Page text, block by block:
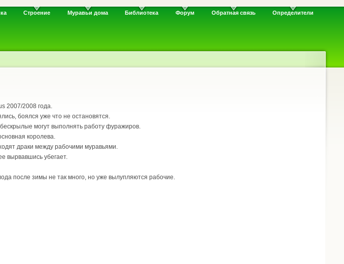
Строение Муравьи дома Библиотека Форум Обратная связь Определители
2007/2008 года.
боялся уже что не остановятся.
могут выполнять работу фуражиров.
королева.
драки между рабочими муравьями.
вырвавшись убегает.
после зимы не так много, но уже вылупляются рабочие.